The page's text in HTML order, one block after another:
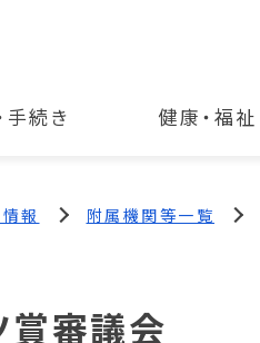
手続き 健康・福祉
報 附属機関等一覧
賞審議会